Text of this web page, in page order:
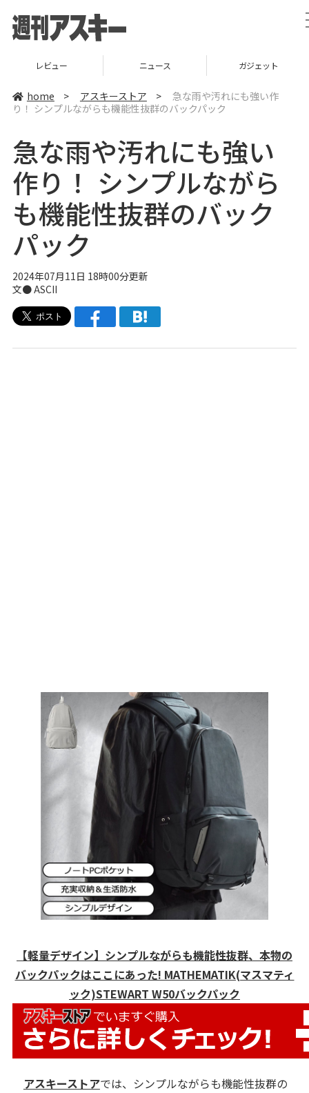
レビュー ニュース ガジェット
home > アスキーストア >
急な雨や汚れにも強い作
り！ シンプルながらも機能性抜群のバックパック
急な雨や汚れにも強い
作り！ シンプルながら
も機能性抜群のバック
パック
2024年07月11日 18時00分更新
文● ASCII
【軽量デザイン】シンプルながらも機能性抜群、本物の
バックパックはここにあった! MATHEMATIK(マスマティ
ック)STEWART W50バックパック
アスキーストアでは、シンプルながらも機能性抜群の